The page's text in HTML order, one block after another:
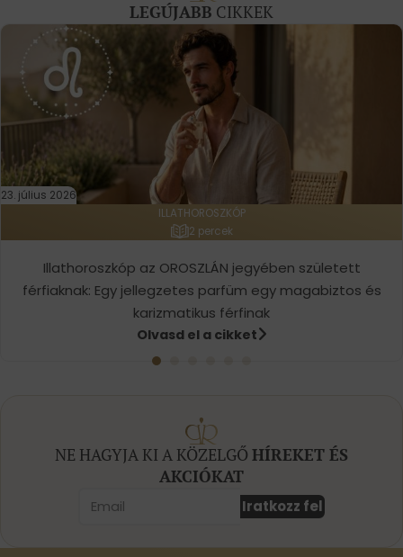
LEGÚJABB CIKKEK
23. július 2026
ILLATHOROSZKÓP
2 percek
Illathoroszkóp az OROSZLÁN jegyében született
férfiaknak: Egy jellegzetes parfüm egy magabiztos és
karizmatikus férfinak
Olvasd el a cikket
NE HAGYJA KI A KÖZELGŐ HÍREKET ÉS
AKCIÓKAT
Iratkozz fel